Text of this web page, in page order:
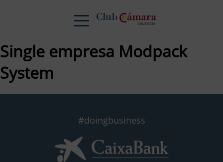
Single empresa Modpack
System
#doingbusiness